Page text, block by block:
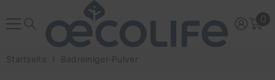
00
Startseite Badreiniger-Pulver